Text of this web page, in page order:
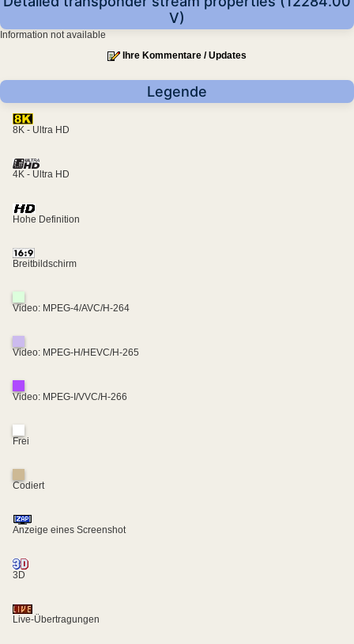
V)
Information not available
Ihre Kommentare / Updates
Legende
8K - Ultra HD
4K - Ultra HD
Hohe Definition
Breitbildschirm
Video: MPEG-4/AVC/H-264
Video: MPEG-H/HEVC/H-265
Video: MPEG-I/VVC/H-266
Frei
Codiert
Anzeige eines Screenshot
3D
Live-Übertragungen